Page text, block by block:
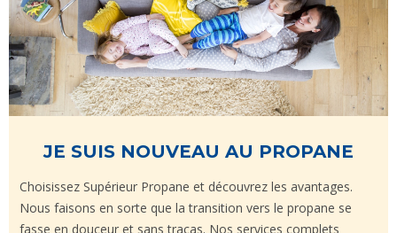
JE SUIS NOUVEAU AU PROPANE
Choisissez Supérieur Propane et découvrez les avantages.
Nous faisons en sorte que la transition vers le propane se
fasse en douceur et sans tracas. Nos services complets